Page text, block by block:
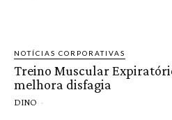
NOTÍCIAS CORPORATIVAS
Treino Muscular
melhora disfagia
DINO -